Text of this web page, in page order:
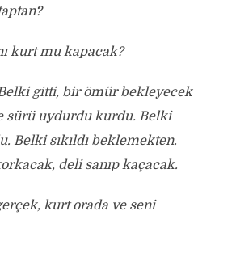
kurt mu kapacak?
gitti, bir ömür bekleyecek
sürü uydurdu kurdu. Belki
Belki sıkıldı beklemekten.
deli sanıp kaçacak.
kurt orada ve seni